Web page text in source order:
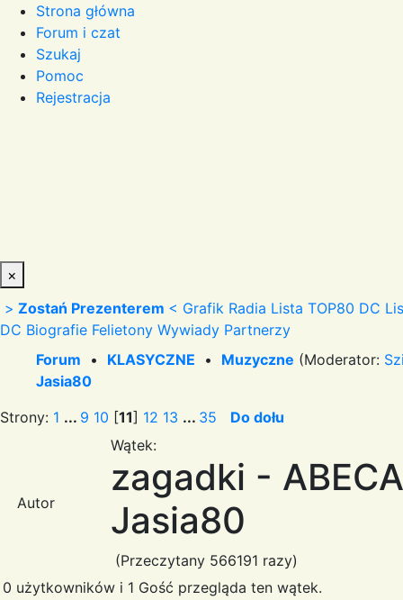
Strona główna
Forum i czat
Szukaj
Pomoc
Rejestracja
×
> Zostań Prezenterem < Grafik Radia Lista TOP80 DC
DC Biografie Felietony Wywiady Partnerzy
Forum • KLASYCZNE • Muzyczne (Moderator:
Jasia80
Strony: 1 ... 9 10 [11] 12 13 ... 35 Do dołu
Autor
Wątek:
zagadki -
Jasia80
(Przeczytany 566191 razy)
0 użytkowników i 1 Gość przegląda ten wątek.